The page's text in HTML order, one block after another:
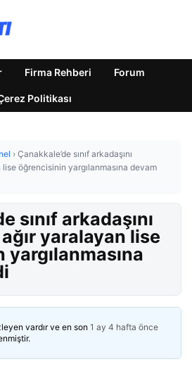
Firma Rehberi Forum
Politikası
› Çanakkale’de sınıf arkadaşını
öğrencisinin yargılanmasına devam
sınıf arkadaşını
yaralayan lise
vardır ve en son 1 ay 4 hafta önce